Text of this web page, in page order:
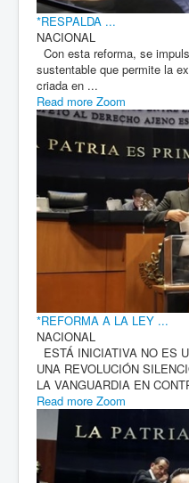
*RESPALDA ...
NACIONAL
Con esta reforma, se
sustentable que permite la
criada en ...
Read more Zoom
*REFORMA A LA LEY ...
NACIONAL
ESTÁ INICIATIVA NO ES
UNA REVOLUCIÓN
LA VANGUARDIA EN
Read more Zoom